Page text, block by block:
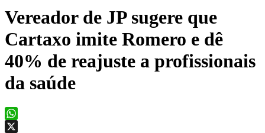
Vereador de JP sugere que
Cartaxo imite Romero e dê
40% de reajuste a profissionais
da saúde
WhatsApp